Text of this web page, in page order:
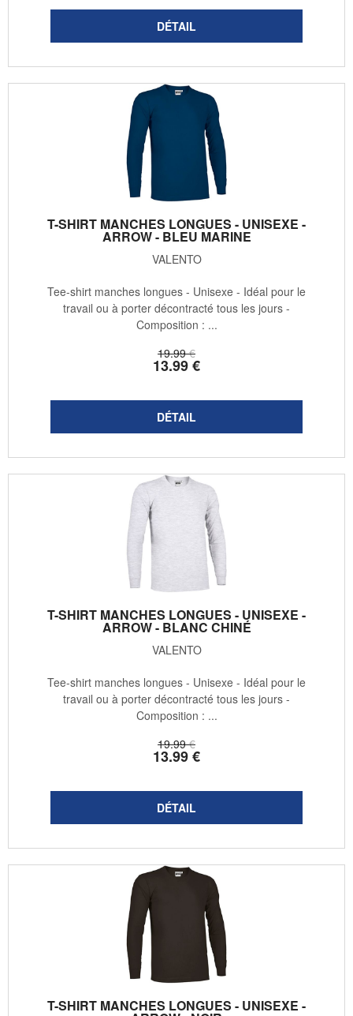
T-SHIRT MANCHES LONGUES - UNISEXE -
ARROW - BLEU MARINE
VALENTO
19.99 €
13.99€
Tee-shirt manches longues - Unisexe - Idéal pour le
travail ou à porter décontracté tous les jours -
Composition : ...
T-SHIRT MANCHES LONGUES - UNISEXE -
ARROW - BLANC CHINÉ
VALENTO
19.99 €
13.99€
Tee-shirt manches longues - Unisexe - Idéal pour le
travail ou à porter décontracté tous les jours -
Composition : ...
T-SHIRT MANCHES LONGUES - UNISEXE -